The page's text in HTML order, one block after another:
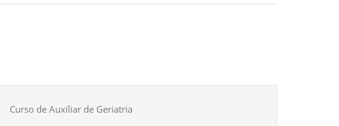
Curso de Auxiliar de Geriatria